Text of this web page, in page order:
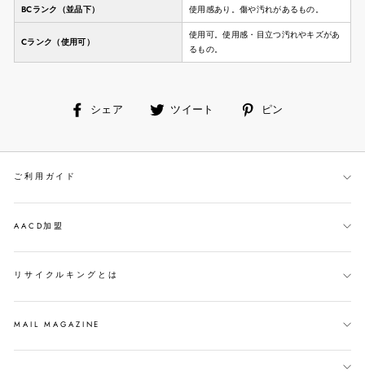
BCランク（並品下） 使用感あり。傷や汚れがあるもの。
Cランク（使用可）
使用可。使用感・目立つ汚れやキズがあ
るもの。
シェア
facebookツイート ピン
ご利用ガイド
AACD加盟
リサイクルキングとは
MAIL MAGAZINE